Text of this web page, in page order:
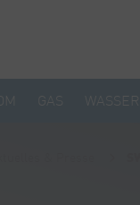
GAS WASSER